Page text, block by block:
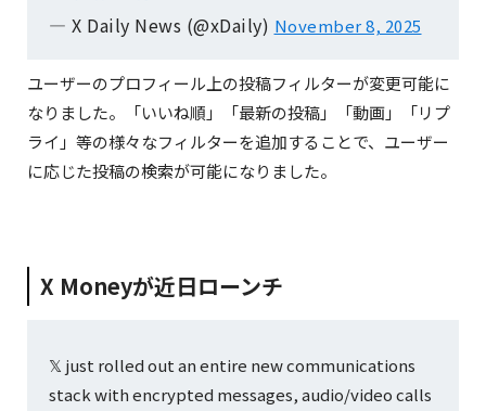
— X Daily News (@xDaily) November 8, 2025
ユーザーのプロフィール上の投稿フィルターが変更可能に
なりました。「いいね順」「最新の投稿」「動画」「リプ
ライ」等の様々なフィルターを追加することで、ユーザー
に応じた投稿の検索が可能になりました。
X Moneyが近日ローンチ
𝕏 just rolled out an entire new communications
stack with encrypted messages, audio/video calls